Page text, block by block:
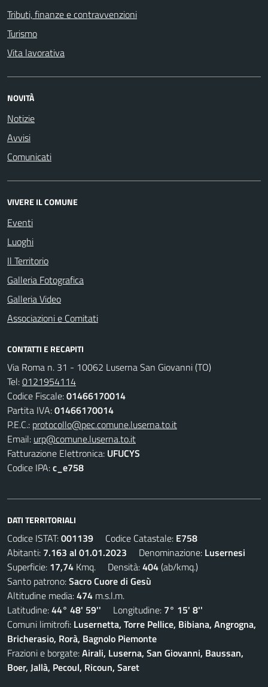
Tributi, finanze e contravvenzioni
Turismo
Vita lavorativa
NOVITÀ
Notizie
Avvisi
Comunicati
VIVERE IL COMUNE
Eventi
Luoghi
Il Territorio
Galleria Fotografica
Galleria Video
Associazioni e Comitati
CONTATTI E RECAPITI
Via Roma n. 31 - 10062 Luserna San Giovanni (TO)
Tel:0121954114
Codice Fiscale:01466170014
Partita IVA:01466170014
P.E.C.: protocollo@pec.comune.luserna.to.it
Email: urp@comune.luserna.to.it
Fatturazione Elettronica: UFUCYS
Codice IPA:c_e758
DATI TERRITORIALI
Codice ISTAT:001139 Codice Catastale: E758
Abitanti: 7.163 al 01.01.2023 Denominazione: Lusernesi
Superficie: 17,74 Kmq. Densità:404(ab/kmq.)
Santo patrono:Sacro Cuore di Gesù
Altitudine media:474 m.s.l.m.
Latitudine:44° 48' 59'' Longitudine: 7° 15' 8''
Comuni limitrofi: Lusernetta, Torre Pellice, Bibiana, Angrogna,
Bricherasio, Rorà, Bagnolo Piemonte
Frazioni e borgate:Airali, Luserna, San Giovanni, Baussan,
Boer, Jallà, Pecoul, Ricoun, Saret